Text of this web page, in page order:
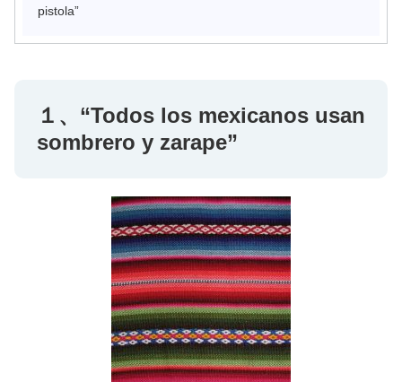
pistola”
１、“Todos los mexicanos usan
sombrero y zarape”